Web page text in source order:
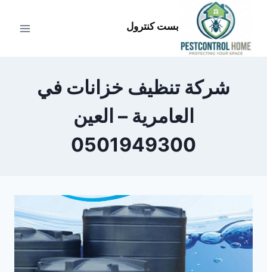
المحتوى
بست كنترول
شركة تنظيف خزانات في
العامرية – العين
0501949300